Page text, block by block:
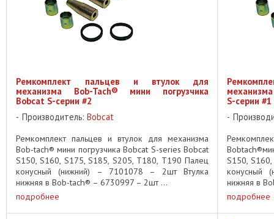
Ремкомплект пальцев и втулок для
механизма Bob-Tach® мини погрузчика
Bobcat S-серии #2
Производитель: Bobcat
Ремкомплект пальцев и втулок для механизма
Bob-tach® мини погрузчика Bobcat S-series Bobcat
S150, S160, S175, S185, S205, T180, T190 Палец
конусный (нижний) – 7101078 – 2шт Втулка
нижняя в Bob-tach® – 6730997 – 2шт ...
подробнее
S-серии #1
S150,
конусный
нижняя в
подробнее